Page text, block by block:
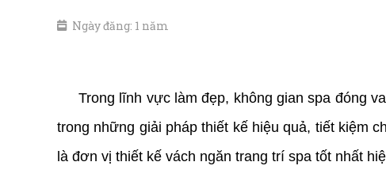
Ngày đăng: 1 năm
Trong lĩnh vực làm đẹp, không gian spa đóng
trong những giải pháp thiết kế hiệu quả, tiết kiệm
là đơn vị thiết kế vách ngăn trang trí spa tốt nhất